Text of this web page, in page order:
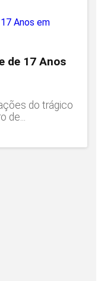
de 17 Anos
do trágico
de...